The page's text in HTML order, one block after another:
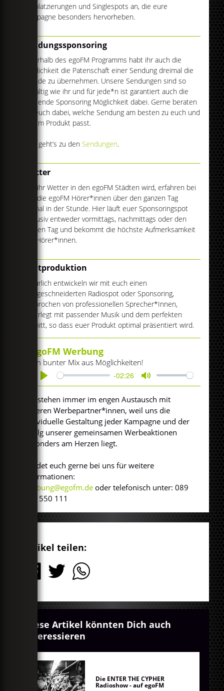
Eckplatzierungen und Singlespots an, die eure
Kampagne besonders hervorheben.
Sendungssponsoring
Innerhalb des egoFM Programms habt ihr auch die
Möglichkeit die Patenschaft einer Sendung dreimal die
Stunde zu übernehmen. Unsere Sendungen sind so
vielfältig wie ihr und für jede*n ist garantiert auch die
passende Sponsoring Möglichkeit dabei. Gerne beraten
wir euch dabei, welche Sendung am besten zu euch und
eurem Produkt passt.
Hier geht’s zu denSendungen.
Wetter
Wie ihr Wetter in den egoFM Städten wird, erfahren bei
uns die egoFM Hörer*innen über den ganzen Tag
einmal in der Stunde. Hier läuft euer Sponsoringspot
exklusiv entweder vormittags, nachmittags oder den
ganzen Tag und bekommt die höchste Aufmerksamkeit
der Hörer*innen.
Spotproduktion
Natürlich entwickeln wir mit euch einen
maßgeschneiderten Radiospot oder Sponsoring,
gesprochen von professionellen Sprecher*Innen,
unterlegt mit passender Musik und dem perfekten
Schnitt, so dass euer Produkt optimal präsentiert wird.
egoFM Werbung
ein bunter Mix aus Möglichkeiten!
Play
-02:26
Mute
Wir stehen immer im engen Austausch mit
unseren Werbepartner*innen, weil uns die
individuelle Gestaltung jeder Kampagne und der
Erfolg unserer gemeinsamen Werbeaktionen
besonders am Herzen liegt.
Meldet euch gerne bei uns für weitere
Informationen:
werbung@egofm.de oder telefonisch unter: 089
360 550 111
Artikel teilen:
Diese Artikel könnten Dich auch
interessieren
Die ENTER THE CYPHER
Radioshow - auf egoFM